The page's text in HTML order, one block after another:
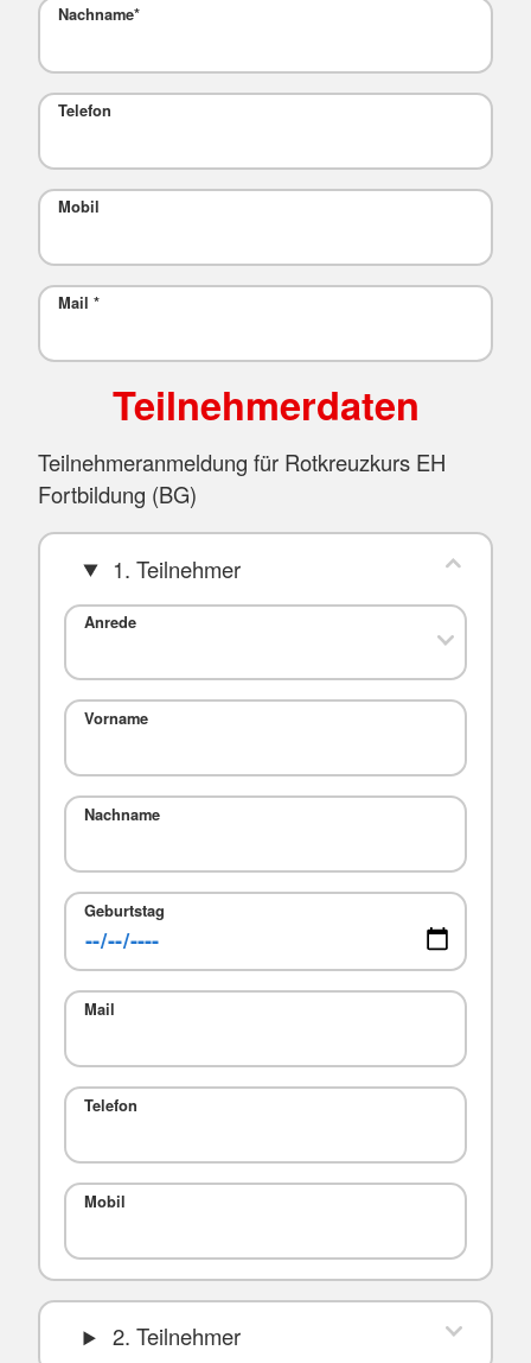
Nachname*
Telefon
Mobil
Mail *
Teilnehmerdaten
Teilnehmeranmeldung für Rotkreuzkurs EH
Fortbildung (BG)
1. Teilnehmer
Anrede
Vorname
Nachname
Geburtstag
Mail
Telefon
Mobil
2. Teilnehmer